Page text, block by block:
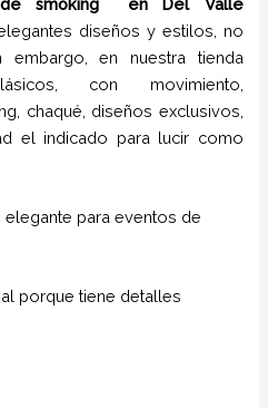
diseños y estilos,
no
embargo, en nuestra tienda
con movimiento,
chaqué, diseños exclusivos,
el indicado para lucir como
para eventos de
porque tiene detalles